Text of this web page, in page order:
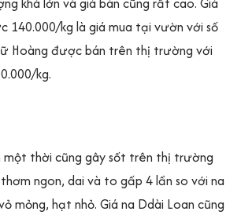
140.000/kg là giá mua tại vườn với số
Hoàng được bán trên thị trường với
kg.
một thời cũng gây sốt trên thị trường
ngon, dai và to gấp 4 lần so với na
mỏng, hạt nhỏ. Giá na Ddài Loan cũng